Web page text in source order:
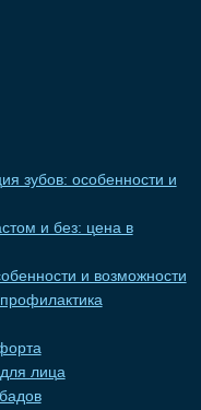
зубов: особенности и
и без: цена в
и возможности
лица